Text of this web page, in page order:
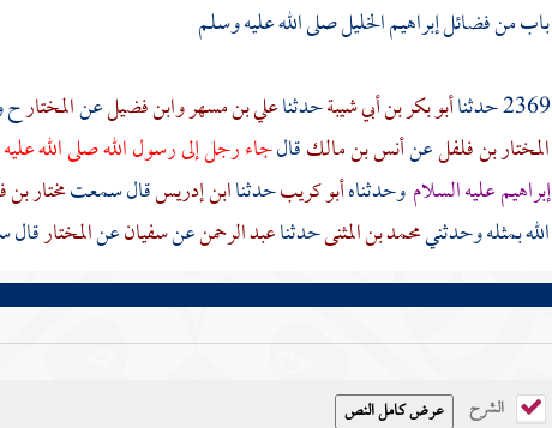
باب من فضائلإبراهيم الخليلصلى الله عليه وسلم
2369 حدثنا
أبو بكر بن أبي شيبةحدثناعلي بن مسهروابن فضيلعنالمختارح
المختار بن فلفلعنأنس بن مالكقالجاء رجل إلى رسول الله صلى الله
إبراهيمعليه السلاموحدثناهأبو كريبحدثناابن إدريسقال سمعتمختار
الله بمثله وحدثنيمحمد بن المثنىحدثناعبد الرحمنعنسفيانعنالمختار
الشرح